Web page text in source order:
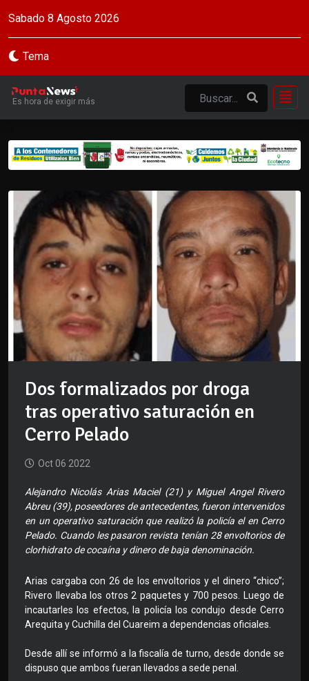
Sabado 8 Agosto 2026
Tema
Es hora de exigir más
Dos formalizados por droga
tras operativo saturación en
Cerro Pelado
Oct 06 2022
Alejandro Nicolás Arias Maciel (21) y Miguel Angel Rivero
Abreu (39), poseedores de antecedentes, fueron intervenidos
en un operativo saturación que realizó la policía el en Cerro
Pelado. Cuando les pasaron revista tenían 28 envoltorios de
clorhidrato de cocaína y dinero de baja denominación.
Arias cargaba con 26 de los envoltorios y el dinero “chico”;
Rivero llevaba los otros 2 paquetes y 700 pesos. Luego de
incautarles los efectos, la policía los condujo desde Cerro
Arequita y Cuchilla del Cuareim a dependencias oficiales.
Desde allí se informó a la fiscalía de turno, desde donde se
dispuso que ambos fueran llevados a sede penal.